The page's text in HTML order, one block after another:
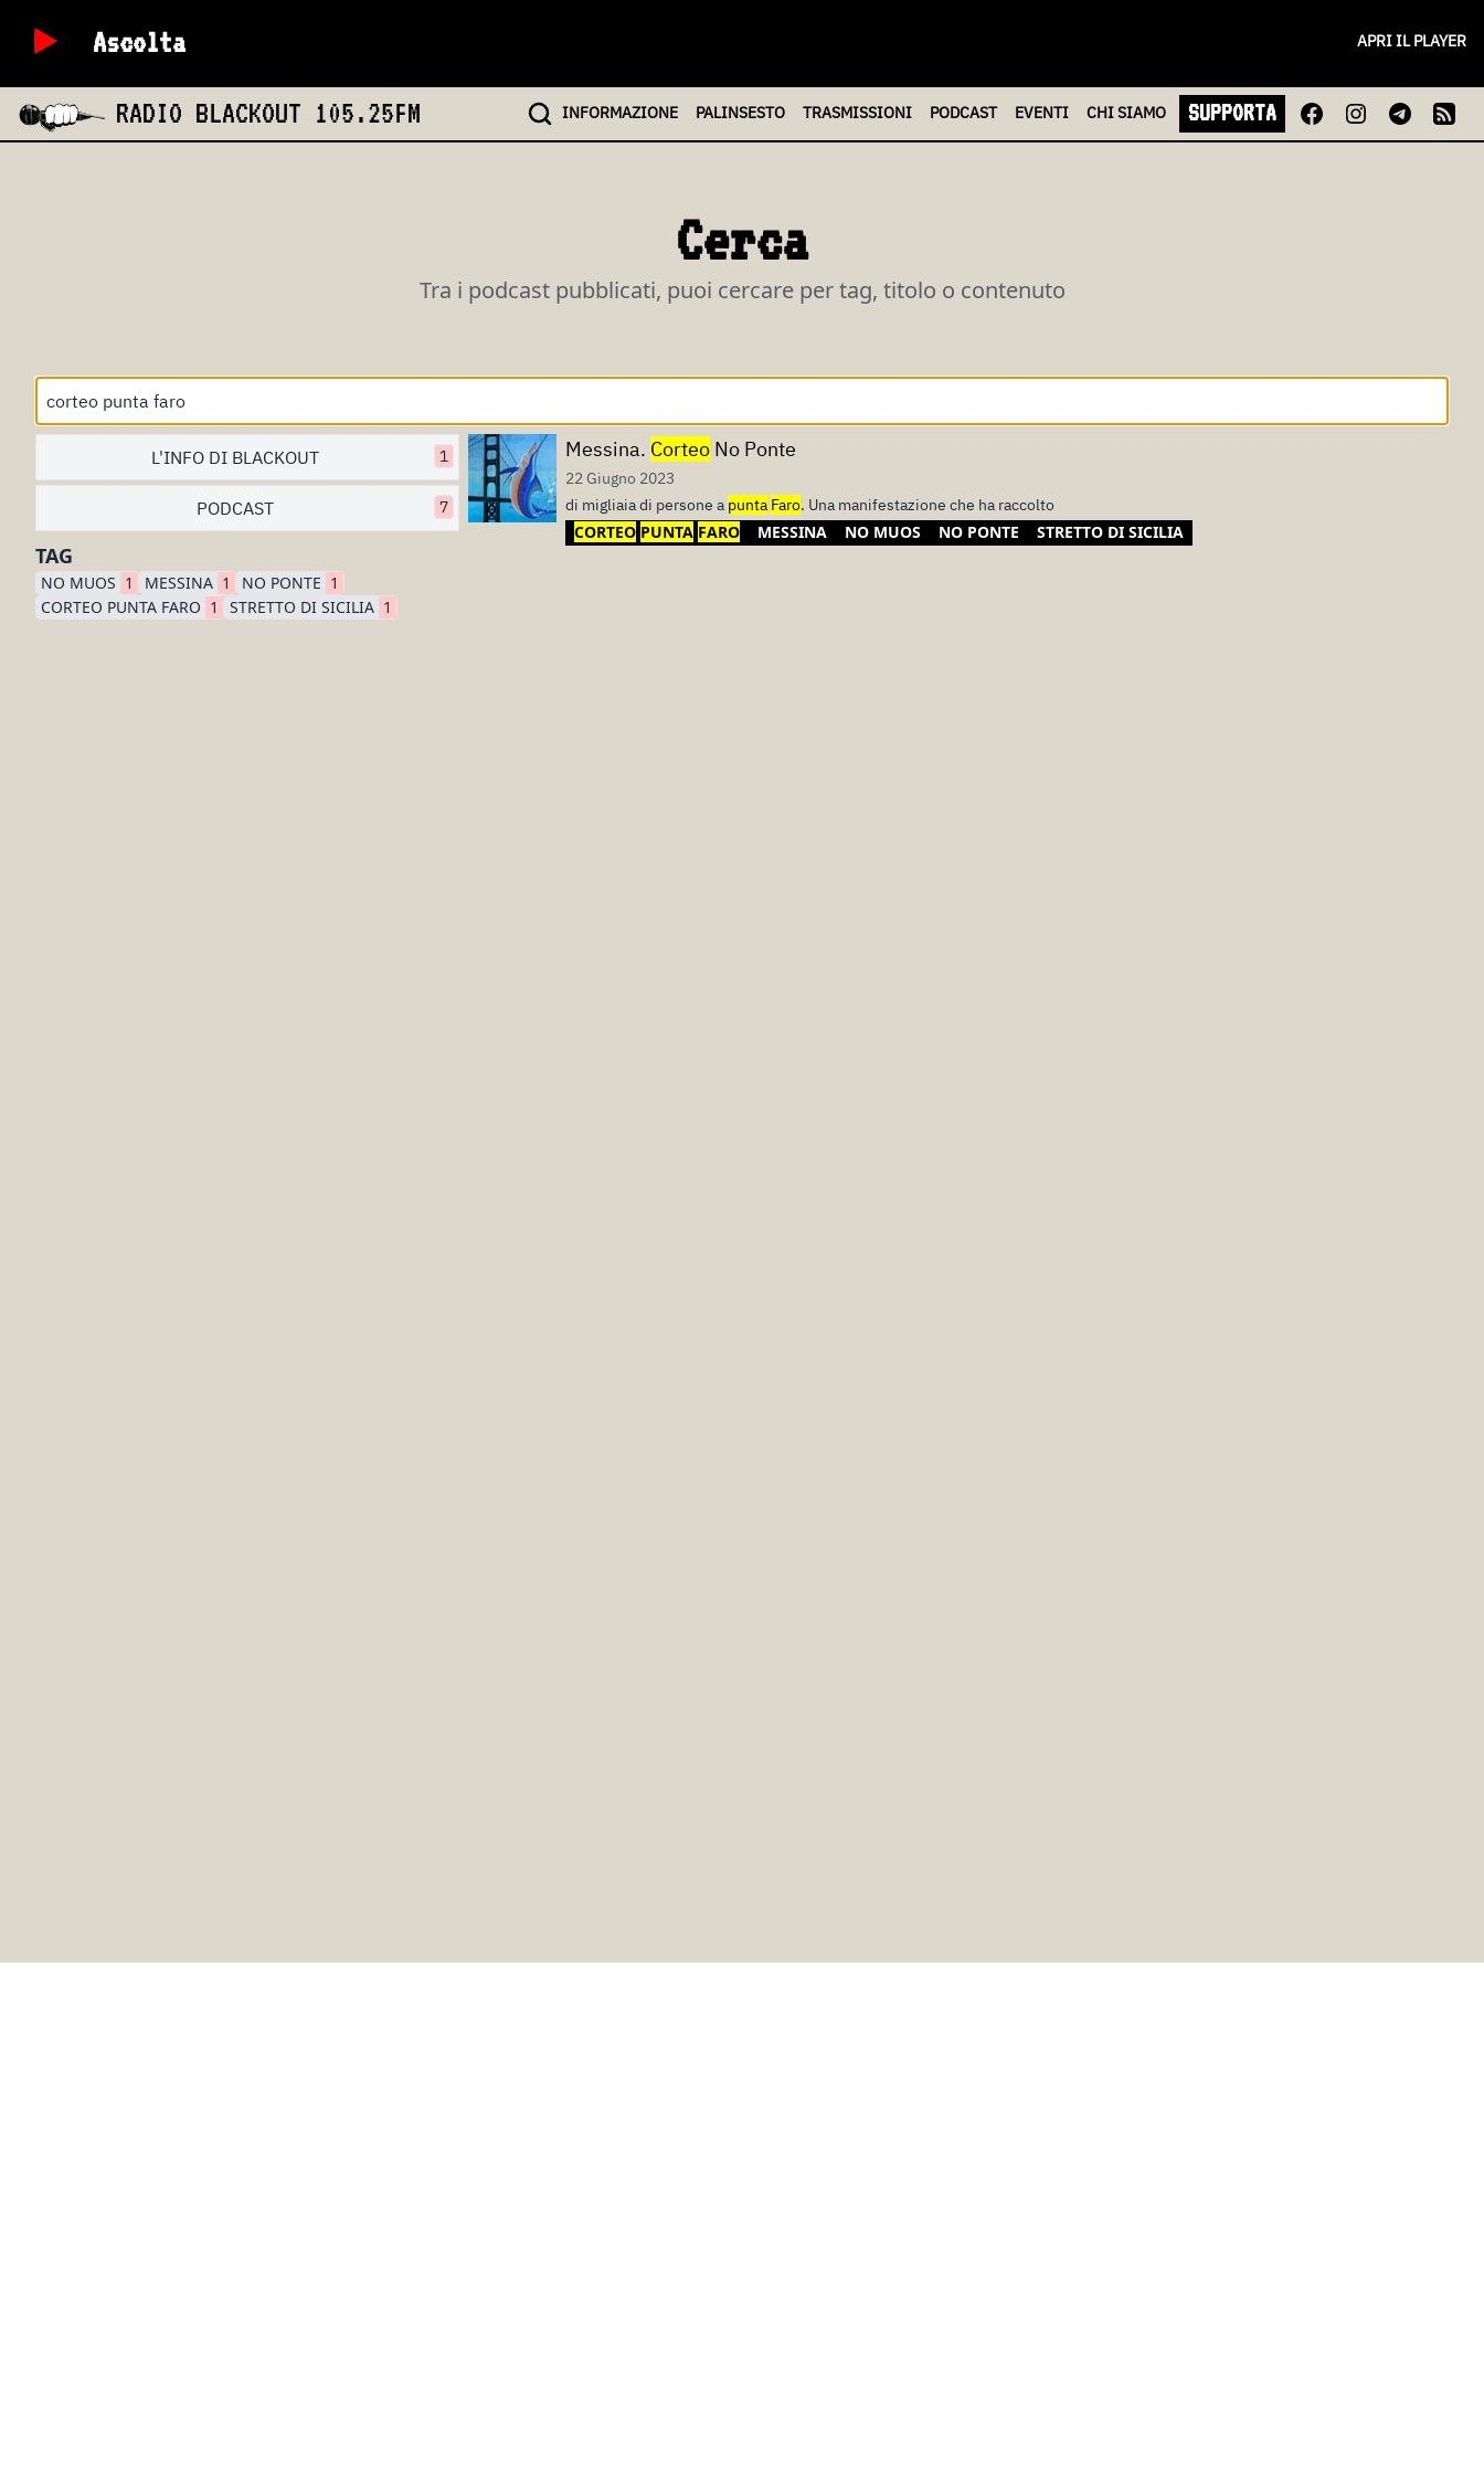
Ascolta APRI IL PLAYER
RADIO BLACKOUT 105.25FM INFORMAZIONE PALINSESTO TRASMISSIONI PODCAST EVENTI CHISIAMO SUPPORTA
Cerca
Tra i podcast pubblicati, puoi cercare per tag, titolo o contenuto
L'INFO DI BLACKOUT 1
PODCAST 7
TAG
NO MUOS 1 MESSINA 1 NO PONTE 1
CORTEO PUNTA FARO 1 STRETTO DI SICILIA 1
Messina. Corteo No Ponte
22 Giugno 2023
di migliaia di persone a punta Faro. Una manifestazione che ha raccolto
CORTEO PUNTA FARO MESSINA NO MUOS NO PONTE STRETTO DI SICILIA